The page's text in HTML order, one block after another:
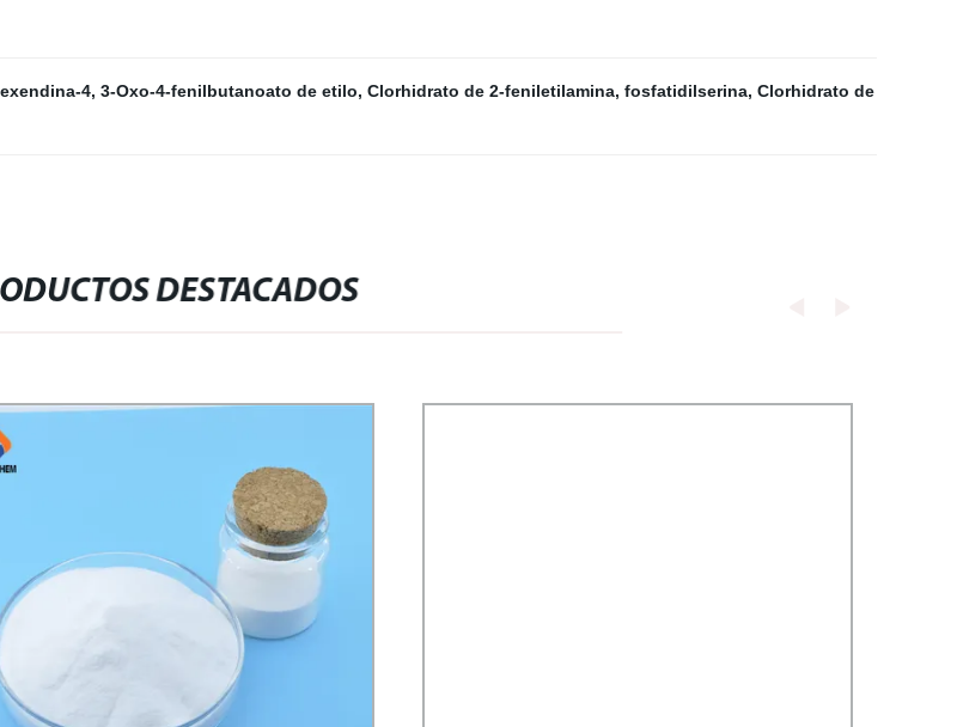
exendina-4, 3-Oxo-4-fenilbutanoato de etilo, Clorhidrato de 2-feniletilamina, fosfatidilserina, Clorhidrato de
DESTACADOS